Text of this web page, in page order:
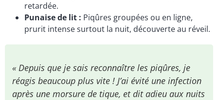
retardée.
Punaise de lit : Piqûres groupées ou en ligne,
prurit intense surtout la nuit, découverte au réveil.
« Depuis que je sais reconnaître les piqûres, je
réagis beaucoup plus vite ! J’ai évité une infection
après une morsure de tique, et dit adieu aux nuits